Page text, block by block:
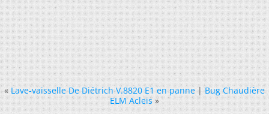
« Lave-vaisselle De Diétrich V.8820 E1 en panne|Bug Chaudière
ELM Acleis »